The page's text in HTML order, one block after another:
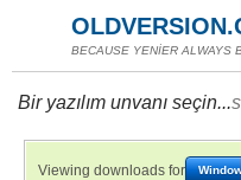
BECAUSE YENİER ALWAYS
Bir yazılım unvanı seçin...
Viewing downloads for